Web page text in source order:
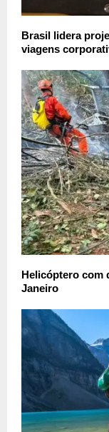
Brasil lidera
viagens
Helicóptero com
Janeiro